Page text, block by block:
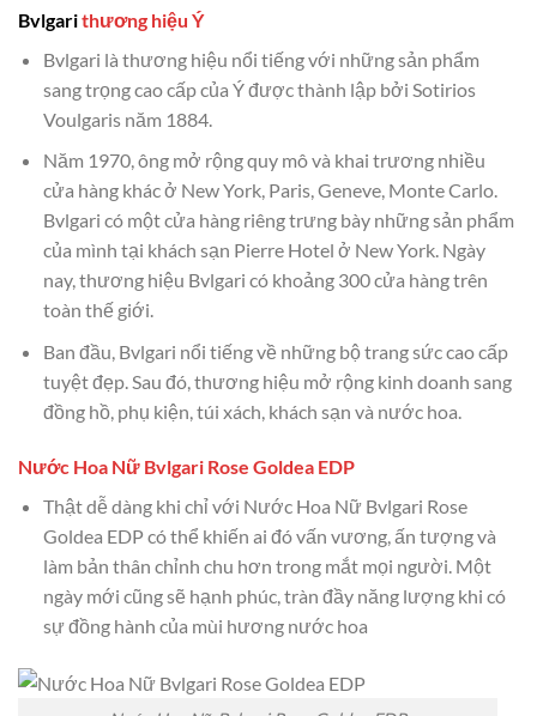
Bvlgarithương hiệu Ý
Bvlgari là thương hiệu nổi tiếng với những sản phẩm
sang trọng cao cấp của Ý được thành lập bởi Sotirios
Voulgaris năm 1884.
Năm 1970, ông mở rộng quy mô và khai trương nhiều
cửa hàng khác ở New York, Paris, Geneve, Monte Carlo.
Bvlgari có một cửa hàng riêng trưng bày những sản phẩm
của mình tại khách sạn Pierre Hotel ở New York. Ngày
nay, thương hiệu Bvlgari có khoảng 300 cửa hàng trên
toàn thế giới.
Ban đầu, Bvlgari nổi tiếng về những bộ trang sức cao cấp
tuyệt đẹp. Sau đó, thương hiệu mở rộng kinh doanh sang
đồng hồ, phụ kiện, túi xách, khách sạn và nước hoa.
Nước Hoa Nữ Bvlgari Rose Goldea EDP
Thật dễ dàng khi chỉ với Nước Hoa Nữ Bvlgari Rose
Goldea EDP có thể khiến ai đó vấn vương, ấn tượng và
làm bản thân chỉnh chu hơn trong mắt mọi người. Một
ngày mới cũng sẽ hạnh phúc, tràn đầy năng lượng khi có
sự đồng hành của mùi hương nước hoa